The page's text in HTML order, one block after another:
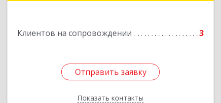
Клиентов на сопровождении 3
Отправить заявку
Показать контакты
Подробнее
Отправить заявку
Назад